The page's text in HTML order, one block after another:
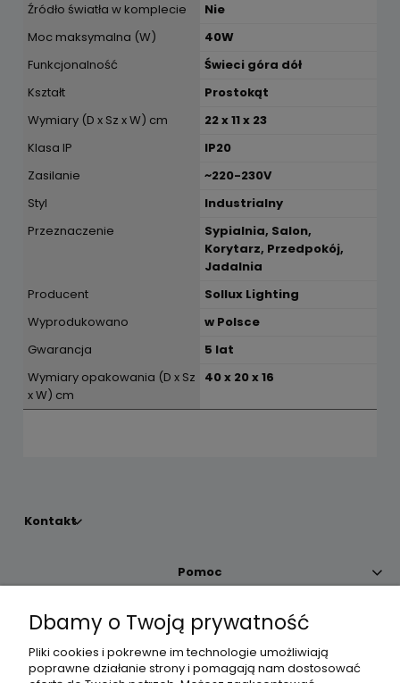
Źródło światła w komplecie
Nie
Moc maksymalna (W)
40W
Funkcjonalność
Świeci góra dół
Kształt
Prostokąt
Wymiary (D x Sz x W) cm
22 x 11 x 23
Klasa IP
IP20
Zasilanie
~220-230V
Styl
Industrialny
Przeznaczenie
Sypialnia, Salon,
Korytarz, Przedpokój,
Jadalnia
Producent
Sollux Lighting
Wyprodukowano
w Polsce
Gwarancja
5 lat
Wymiary opakowania (D x Sz
x W) cm
40 x 20 x 16
Kontakt
Pomoc
Moje konto
Płatności i dostawa
Dbamy o Twoją prywatność
Pliki cookies i pokrewne im technologie umożliwiają
poprawne działanie strony i pomagają nam dostosować